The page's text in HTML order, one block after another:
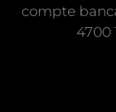
compte
4700